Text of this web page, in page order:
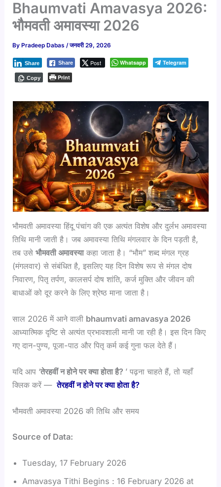
Bhaumvati Amavasya 2026:
भौमवती अमावस्या 2026
By Pradeep Dabas/जनवरी 29, 2026
Share Post
Share Whatsapp Telegram
Copy Print
भौमवती अमावस्या हिंदू पंचांग की एक अत्यंत विशेष और दुर्लभ अमावस्या
तिथि मानी जाती है। जब अमावस्या तिथि मंगलवार के दिन पड़ती है,
तब उसेभौमवती अमावस्याकहा जाता है। “भौम” शब्द मंगल ग्रह
(मंगलवार) से संबंधित है, इसलिए यह दिन विशेष रूप से मंगल दोष
निवारण, पितृ तर्पण, कालसर्प दोष शांति, कर्ज मुक्ति और जीवन की
बाधाओं को दूर करने के लिए श्रेष्ठ माना जाता है।
साल 2026 में आने वाली bhaumvati amavasya 2026
आध्यात्मिक दृष्टि से अत्यंत प्रभावशाली मानी जा रही है। इस दिन किए
गए दान-पुण्य, पूजा-पाठ और पितृ कर्म कई गुना फल देते हैं।
यदि आप ‘तेरहवीं न होने पर क्या होता है? ’ पढ़ना चाहते हैं, तो यहाँ
क्लिक करें —तेरहवीं न होने पर क्या होता है?
भौमवती अमावस्या 2026 की तिथि और समय
Source of Data:
Tuesday, 17 February 2026
Amavasya Tithi Begins : 16 February 2026 at